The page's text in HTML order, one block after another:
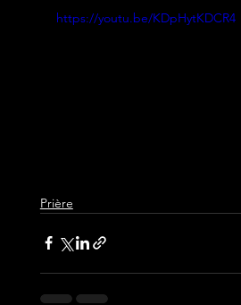
https://youtu.be/KDpHytKDCR4
Prière